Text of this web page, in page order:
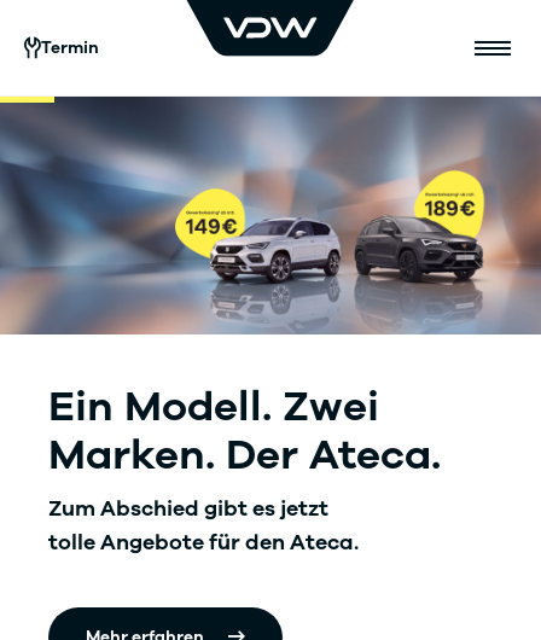
Termin
Ein Modell. Zwei
Marken. Der Ateca.
Zum Abschied gibt es jetzt
tolle Angebote für den Ateca.